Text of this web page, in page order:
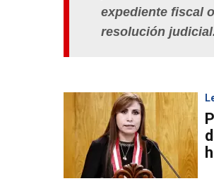
expediente fiscal
resolución